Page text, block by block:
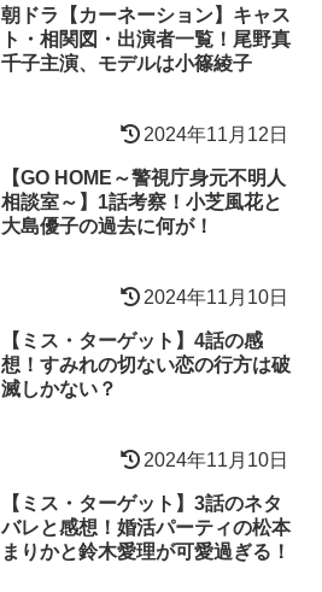
朝ドラ【カーネーション】キャス
ト・相関図・出演者一覧！尾野真
千子主演、モデルは小篠綾子
2024年11月12日
【GO HOME～警視庁身元不明人
相談室～】1話考察！小芝風花と
大島優子の過去に何が！
2024年11月10日
【ミス・ターゲット】4話の感
想！すみれの切ない恋の行方は破
滅しかない？
2024年11月10日
【ミス・ターゲット】3話のネタ
バレと感想！婚活パーティの松本
まりかと鈴木愛理が可愛過ぎる！